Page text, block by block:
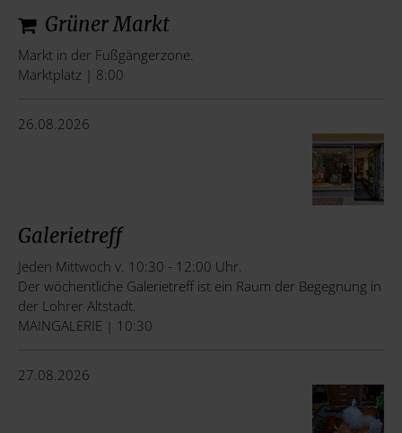
Grüner Markt
Markt in der Fußgängerzone.
Marktplatz | 8:00
26.08.2026
Galerietreff
Jeden Mittwoch v. 10:30 - 12:00 Uhr.
Der wöchentliche Galerietreff ist ein Raum der Begegnung in
der Lohrer Altstadt.
MAINGALERIE | 10:30
27.08.2026